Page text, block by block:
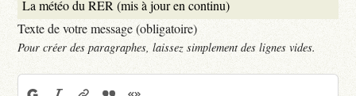
Texte de votre message (obligatoire)
Pour créer des paragraphes, laissez simplement des lignes vides.